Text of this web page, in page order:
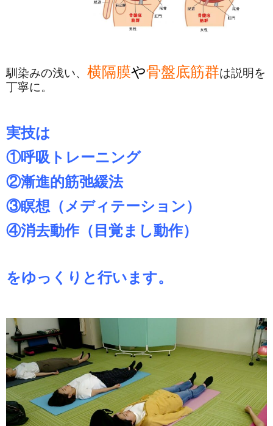
馴染みの浅い、 横隔膜や骨盤底筋群は説明を
丁寧に。
実技は
①呼吸トレーニング
②漸進的筋弛緩法
③瞑想（メディテーション）
④消去動作（目覚まし動作）
をゆっくりと行います。